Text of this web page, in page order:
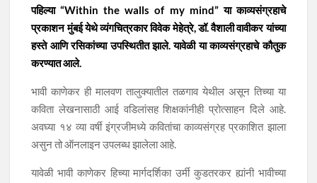
पहिल्या “Within the walls of my mind” या काव्यसंग्रहाचे
प्रकाशन मुंबई येथे व्यंगचित्रकार विवेक मेहेत्रे, डॉ. वैशाली वावीकर यांच्या
हस्ते आणि रसिकांच्या उपस्थितीत झाले. यावेळी या काव्यसंग्रहाचे कौतुक
करण्यात आले.
भावी काणेकर ही मालवण तालुक्यातील तळगाव येथील असून तिच्या या
कविता लेखनासाठी आई वडिलांसह शिक्षकांनीही प्रोत्साहन दिले आहे.
अवघ्या १४ व्या वर्षी इंग्रजीमध्ये कवितांचा काव्यसंग्रह प्रकाशित झाला
असुन तो ऑनलाइन उपलब्ध झालेला आहे.
यावेळी भावी काणेकर हिच्या मार्गदर्शिका उर्मी कुडतरकर ह्यांनी भावीच्या